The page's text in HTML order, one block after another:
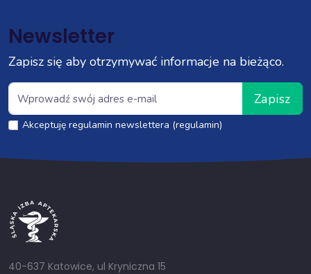
Newsletter
Zapisz się aby otrzymywać informacje na bieżąco.
Zapisz
Akceptuję regulamin newslettera (regulamin)
40-637 Katowice, ul Kryniczna 15